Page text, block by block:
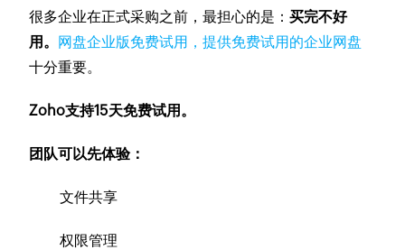
很多企业在正式采购之前，最担心的是：买完不好
用。 网盘企业版免费试用，提供免费试用的企业网盘
十分重要。
Zoho支持15天免费试用。
团队可以先体验：
文件共享
权限管理